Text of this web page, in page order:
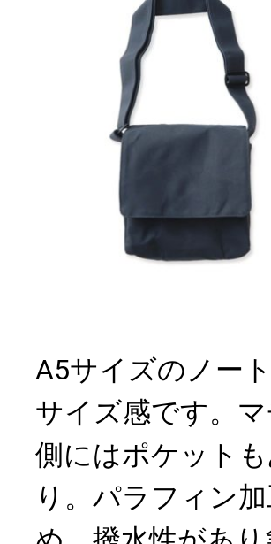
A5サイズのノー
サイズ感です。
側にはポケット
り。パラフィン